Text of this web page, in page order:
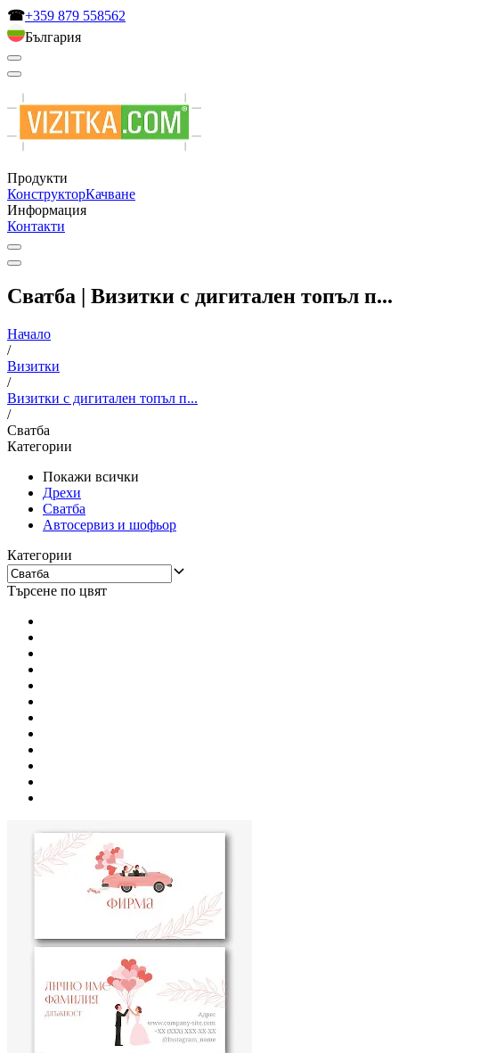
☎+359 879 558562
България
Продукти
КонструкторКачване
Информация
Контакти
Сватба | Визитки с дигитален топъл п...
Начало
/
Визитки
/
Визитки с дигитален топъл п...
/
Сватба
Категории
Покажи всички
Дрехи
Сватба
Aвтосервиз и шофьор
Категории
Търсене по цвят